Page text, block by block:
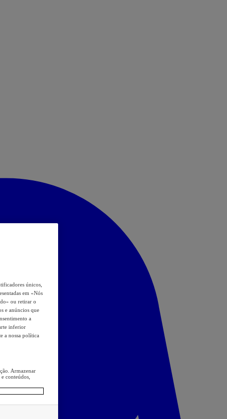
únicos,
em «Nós
ou retirar o
e anúncios que
a
inferior
a nossa política
Armazenar
conteúdos,